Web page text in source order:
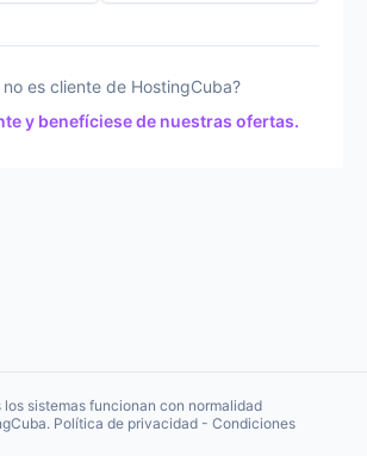
no es cliente de HostingCuba?
y benefíciese de nuestras ofertas.
los sistemas funcionan con normalidad
Política de privacidad - Condiciones